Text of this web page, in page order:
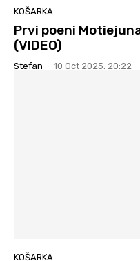
KOŠARKA
Prvi poeni
(VIDEO)
Stefan - 10 Oct 2025. 20:22
KOŠARKA